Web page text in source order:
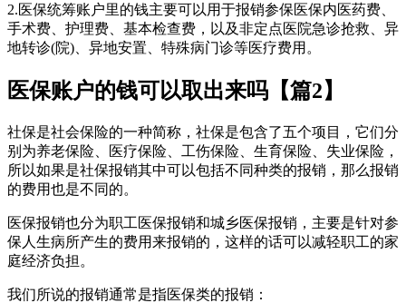
2.医保统筹账户里的钱主要可以用于报销参保医保内医药费、
手术费、护理费、基本检查费，以及非定点医院急诊抢救、异
地转诊(院)、异地安置、特殊病门诊等医疗费用。
医保账户的钱可以取出来吗【篇2】
社保是社会保险的一种简称，社保是包含了五个项目，它们分
别为养老保险、医疗保险、工伤保险、生育保险、失业保险，
所以如果是社保报销其中可以包括不同种类的报销，那么报销
的费用也是不同的。
医保报销也分为职工医保报销和城乡医保报销，主要是针对参
保人生病所产生的费用来报销的，这样的话可以减轻职工的家
庭经济负担。
我们所说的报销通常是指医保类的报销：